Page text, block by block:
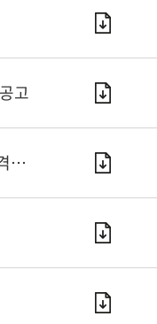
고
2026년 (재)보령축제관광재단 머드화장품 직영점 기간제 채용 서류전형 합격자 공고